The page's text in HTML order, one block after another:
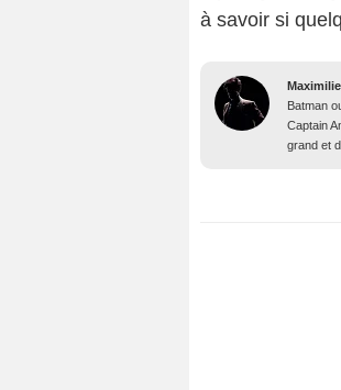
à savoir si
Batman
Captain
grand et